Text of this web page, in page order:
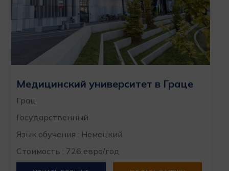
Медицинский университет в Граце
Грац
Государственный
Язык обучения : Немецкий
Стоимость : 726 евро/год